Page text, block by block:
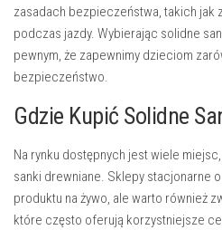
zasadach bezpieczeństwa, takich jak
podczas jazdy. Wybierając solidne
pewnym, że zapewnimy dzieciom
bezpieczeństwo.
Gdzie Kupić Solidne
Na rynku dostępnych jest wiele
sanki drewniane. Sklepy stacjonarne
produktu na żywo, ale warto również
które często oferują korzystniejsze